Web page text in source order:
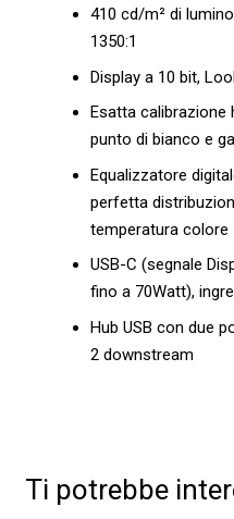
410 cd/m² di
1350:1
Display a 10 bit,
Esatta calibrazione
punto di bianco e
Equalizzatore
perfetta
temperatura colore
USB-C (segnale
fino a 70Watt),
Hub USB con due
2 downstream
Ti potrebbe